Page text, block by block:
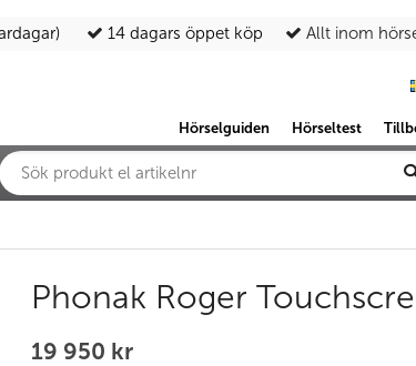
14 dagars öppet köp Allt inom
Hörselguiden Hörseltest
Phonak Roger
19 950 kr